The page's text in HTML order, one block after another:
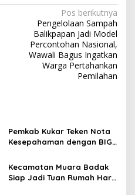
Pos berikutnya
Pengelolaan Sampah
Balikpapan Jadi Model
Percontohan Nasional,
Wawali Bagus Ingatkan
Warga Pertahankan
Pemilahan
Pemkab Kukar Teken Nota
Kesepahaman dengan BIG:
Pembangunan Berbasis
Geospasial
Kecamatan Muara Badak
Siap Jadi Tuan Rumah Hari